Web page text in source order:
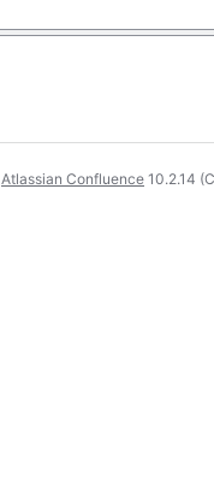
Atlassian Confluence 10.2.14